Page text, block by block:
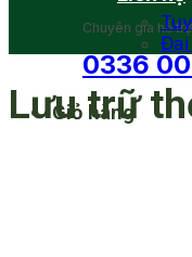
Chuyên gia hỗ
0336
Giỏ hàng
Đại
Lưu trữ